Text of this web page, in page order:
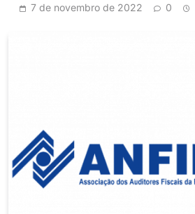
7 de novembro de 2022 0